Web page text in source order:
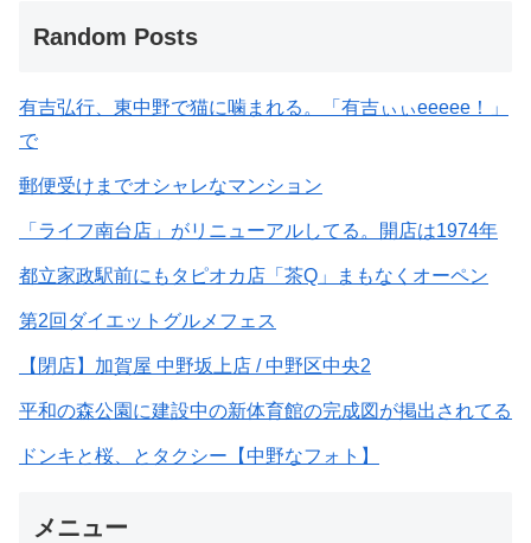
Random Posts
有吉弘行、東中野で猫に噛まれる。「有吉ぃぃeeeee！」
で
郵便受けまでオシャレなマンション
「ライフ南台店」がリニューアルしてる。開店は1974年
都立家政駅前にもタピオカ店「茶Q」まもなくオーペン
第2回ダイエットグルメフェス
【閉店】加賀屋 中野坂上店 / 中野区中央2
平和の森公園に建設中の新体育館の完成図が掲出されてる
ドンキと桜、とタクシー【中野なフォト】
メニュー